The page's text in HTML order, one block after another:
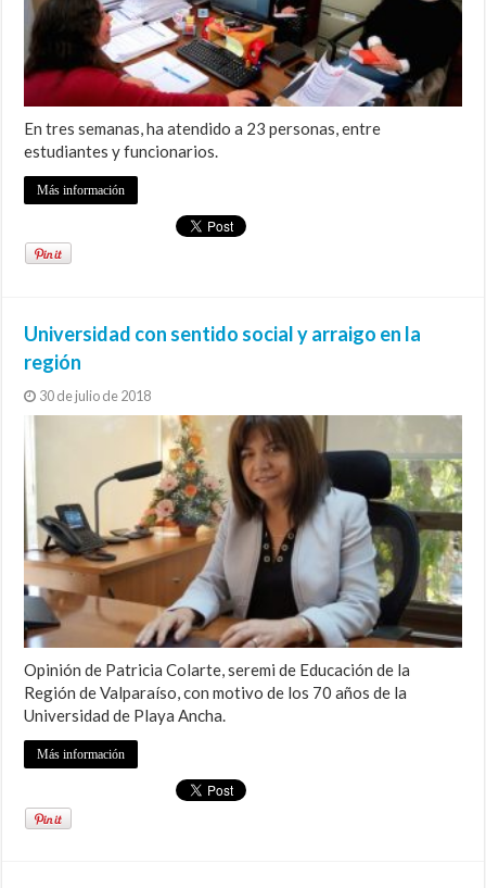
En tres semanas, ha atendido a 23 personas, entre
estudiantes y funcionarios.
Más información
Universidad con sentido social y arraigo en la
región
30 de julio de 2018
Opinión de Patricia Colarte, seremi de Educación de la
Región de Valparaíso, con motivo de los 70 años de la
Universidad de Playa Ancha.
Más información